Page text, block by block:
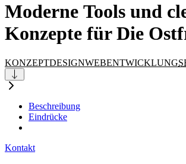
Moderne Tools und
Konzepte fürDie
KONZEPTDESIGNWEBENTWICKLUNG
Beschreibung
Eindrücke
Kontakt